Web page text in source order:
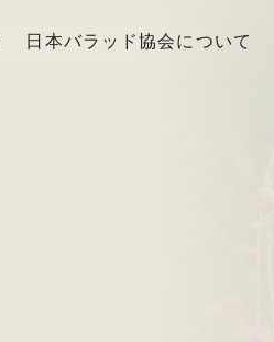
日本バラッド協会について